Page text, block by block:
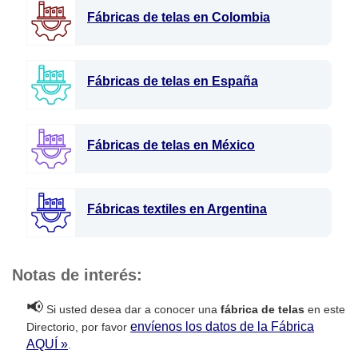
Fábricas de telas en Colombia
Fábricas de telas en España
Fábricas de telas en México
Fábricas textiles en Argentina
Notas de interés:
📢 Si usted desea dar a conocer una fábrica de telas en este
Directorio, por favor envíenos los datos de la Fábrica
AQUÍ »